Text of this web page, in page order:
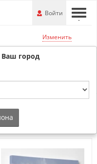
---
Войти
Изменить
Ваш город